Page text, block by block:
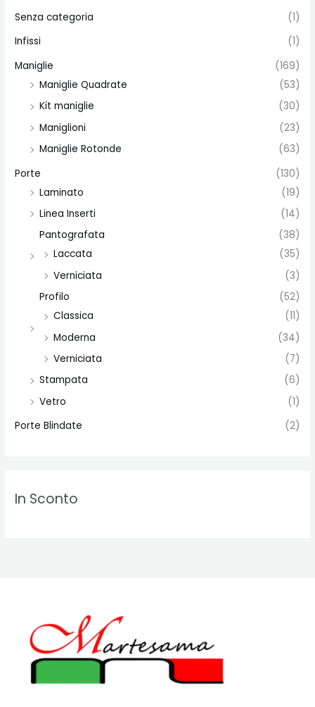
Senza categoria
(1)
Infissi
(1)
Maniglie
(169)
Maniglie Quadrate
(53)
Kit maniglie
(30)
Maniglioni
(23)
Maniglie Rotonde
(63)
Porte
(130)
Laminato
(19)
Linea Inserti
(14)
Pantografata
(38)
Laccata
(35)
Verniciata
(3)
Profilo
(52)
Classica
(11)
Moderna
(34)
Verniciata
(7)
Stampata
(6)
Vetro
(1)
Porte Blindate
(2)
In Sconto